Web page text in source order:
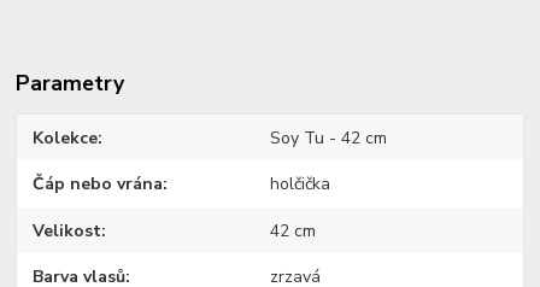
Parametry
Kolekce Soy Tu - 42 cm
Čáp nebo vrána holčička
Velikost 42 cm
Barva vlasů zrzavá